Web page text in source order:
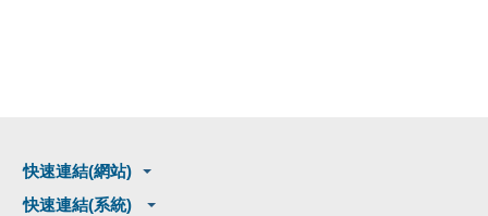
快速連結(網站)
快速連結(系統)